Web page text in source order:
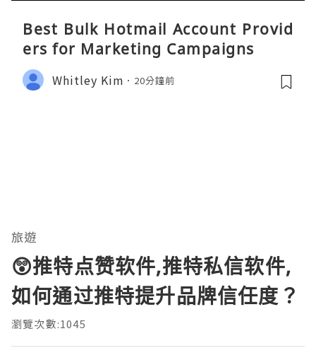
Best Bulk Hotmail Account Provid
ers for Marketing Campaigns
Whitley Kim 20分鐘前
旅遊
😲推特点赞软件,推特私信软件,
如何通过推特提升品牌信任度？
瀏覽次數:1045